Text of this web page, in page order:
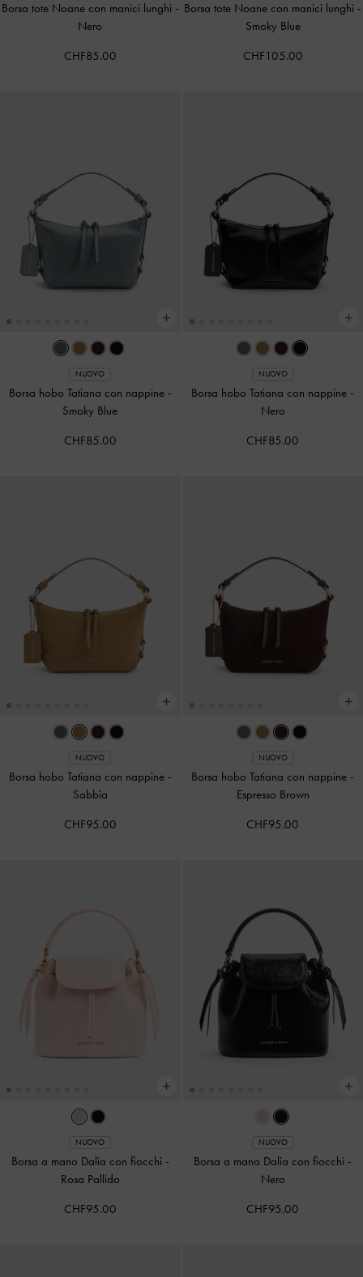
Borsa tote Noane con manici lunghi -
Nero
CHF85.00
Borsa tote Noane con manici lunghi -
Smoky Blue
CHF105.00
NUOVO
Borsa hobo Tatiana con nappine -
Smoky Blue
CHF85.00
NUOVO
Borsa hobo Tatiana con nappine -
Nero
CHF85.00
NUOVO
Borsa hobo Tatiana con nappine -
Sabbia
CHF95.00
NUOVO
Borsa hobo Tatiana con nappine -
Espresso Brown
CHF95.00
NUOVO
Borsa a mano Dalia con fiocchi -
Rosa Pallido
CHF95.00
NUOVO
Borsa a mano Dalia con fiocchi -
Nero
CHF95.00